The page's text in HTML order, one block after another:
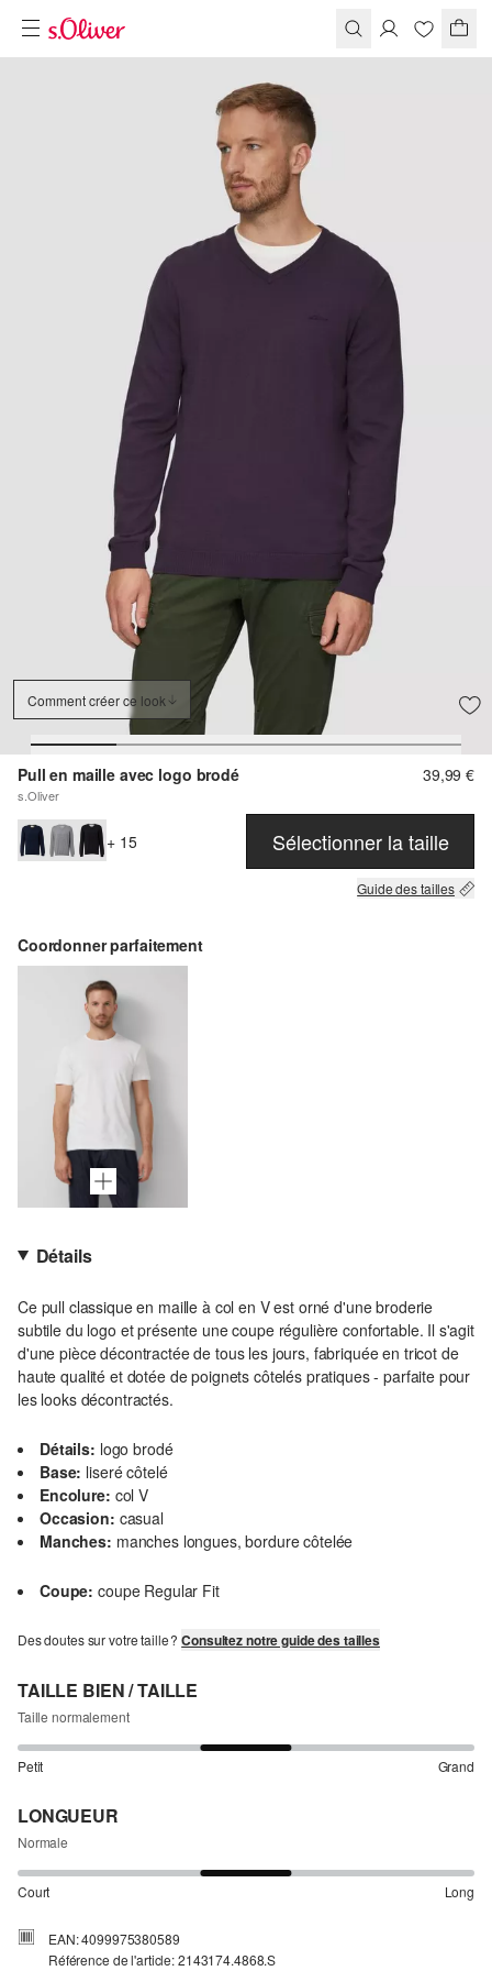
Comment créer ce look
Pull en maille avec logo brodé
s.Oliver
39,99 €
+ 15 Sélectionner la taille
Guide des tailles
Coordonner parfaitement
Détails
Ce pull classique en maille à col en V est orné d'une broderie
subtile du logo et présente une coupe régulière confortable. Il s'agit
d'une pièce décontractée de tous les jours, fabriquée en tricot de
haute qualité et dotée de poignets côtelés pratiques - parfaite pour
les looks décontractés.
Détails: logo brodé
Base: liseré côtelé
Encolure: col V
Occasion: casual
Manches: manches longues, bordure côtelée
Coupe: coupe Regular Fit
Des doutes sur votre taille ?Consultez notre guide des tailles
TAILLE BIEN / TAILLE
Taille normalement
Petit Grand
LONGUEUR
Normale
Court Long
EAN: 4099975380589
Référence de l'article: 2143174.4868.S